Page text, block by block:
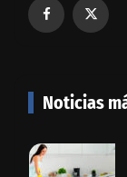
Noticias